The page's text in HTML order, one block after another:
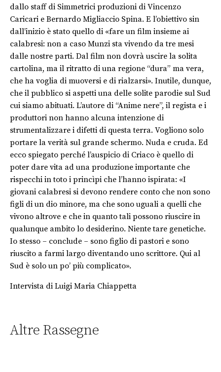
dallo staff di Simmetrici produzioni di Vincenzo
Caricari e Bernardo Migliaccio Spina. E l’obiettivo sin
dall’inizio è stato quello di «fare un film insieme ai
calabresi: non a caso Munzi sta vivendo da tre mesi
dalle nostre parti. Dal film non dovrà uscire la solita
cartolina, ma il ritratto di una regione “dura” ma vera,
che ha voglia di muoversi e di rialzarsi». Inutile, dunque,
che il pubblico si aspetti una delle solite parodie sul Sud
cui siamo abituati. L’autore di “Anime nere”, il regista e i
produttori non hanno alcuna intenzione di
strumentalizzare i difetti di questa terra. Vogliono solo
portare la verità sul grande schermo. Nuda e cruda. Ed
ecco spiegato perché l’auspicio di Criaco è quello di
poter dare vita ad una produzione importante che
rispecchi in toto i princìpi che l’hanno ispirata: «I
giovani calabresi si devono rendere conto che non sono
figli di un dio minore, ma che sono uguali a quelli che
vivono altrove e che in quanto tali possono riuscire in
qualunque ambito lo desiderino. Niente tare genetiche.
Io stesso – conclude – sono figlio di pastori e sono
riuscito a farmi largo diventando uno scrittore. Qui al
Sud è solo un po’ più complicato».
Intervista di Luigi Maria Chiappetta
Altre Rassegne